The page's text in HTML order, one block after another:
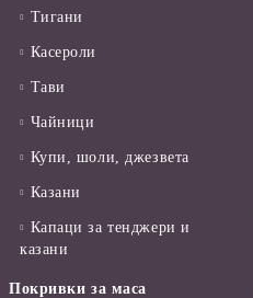
Тигани
Касероли
Тави
Чайници
Купи, шоли, джезвета
Казани
Капаци за тенджери и
казани
Покривки за маса